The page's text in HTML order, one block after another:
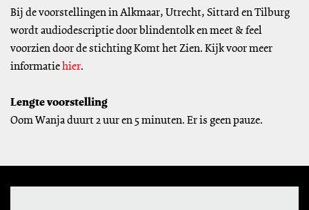
Bij de voorstellingen in Alkmaar, Utrecht, Sittard en Tilburg
wordt audiodescriptie door blindentolk en meet & feel
voorzien door de stichting Komt het Zien. Kijk voor meer
informatiehier.
Lengte voorstelling
Oom Wanja duurt 2 uur en 5 minuten. Er is geen pauze.